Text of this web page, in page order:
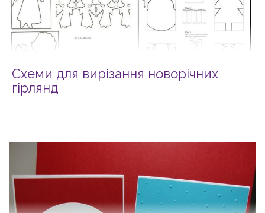
Схеми для вирізання новорічних
гірлянд